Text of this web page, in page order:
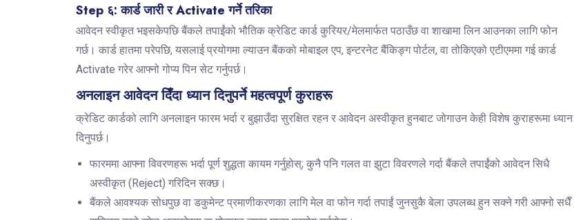
Step ६: कार्ड जारी र Activate गर्ने तरिका
आवेदन स्वीकृत भइसकेपछि बैंकले तपाईंको भौतिक क्रेडिट कार्ड कुरियर/मेलमार्फत पठाउँछ वा शाखामा लिन आउनका लागि फोन
गर्छ। कार्ड हातमा परेपछि, यसलाई प्रयोगमा ल्याउन बैंकको मोबाइल एप, इन्टरनेट बैंकिङ्ग पोर्टल, वा तोकिएको एटीएममा गई कार्ड
Activate गरेर आफ्नो गोप्य पिन सेट गर्नुपर्छ।
अनलाइन आवेदन दिँदा ध्यान दिनुपर्ने महत्वपूर्ण कुराहरू
क्रेडिट कार्डको लागि अनलाइन फारम भर्दा र बुझाउँदा सुरक्षित रहन र आवेदन अस्वीकृत हुनबाट जोगाउन केही विशेष कुराहरूमा ध्यान
दिनुपर्छ।
फारममा आफ्ना विवरणहरू भर्दा पूर्ण शुद्धता कायम गर्नुहोस्; कुनै पनि गलत वा झुटा विवरणले गर्दा बैंकले तपाईंको आवेदन सिधै
अस्वीकृत (Reject) गरिदिन सक्छ।
बैंकले आवश्यक सोधपुछ वा डकुमेन्ट प्रमाणीकरणका लागि मेल वा फोन गर्दा तपाईं जुनसुकै बेला उपलब्ध हुन सक्ने गरी आफ्नो सधैँ